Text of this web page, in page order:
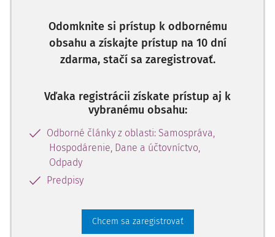
Tvorba opravných položiek sa účtuje do nákladov
) a súvzťažne ako zníženie hodnoty majetku v prospech
účtov opravných položiek (D09x, 19x, 291, 39
opravných položiek k dlhodobému majetku, zásobám, ku
557 – Tvorba zákonných opravných položiek
z prevádzkovej činnosti,
558 – Tvorba ostatných opravných položiek
z prevádzkovej činnosti,
z finančnej činnosti,
579 – Tvorba opravných položiek (z mimoriadnej
Odomknite si prístup k odbornému
obsahu a získajte prístup na 10 dní
zdarma, stačí sa zaregistrovať.
Vďaka registrácii získate prístup aj k
vybranému obsahu:
Odborné články z oblasti: Samospráva,
Hospodárenie, Dane a účtovníctvo,
Odpady
Predpisy
Chcem sa zaregistrovať